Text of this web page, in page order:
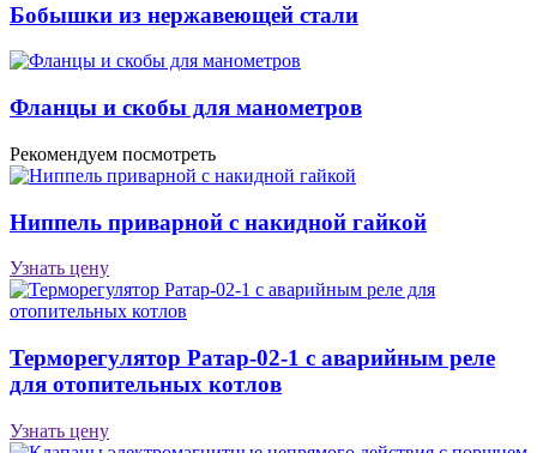
Бобышки из нержавеющей стали
Фланцы и скобы для манометров
Рекомендуем посмотреть
Ниппель при­вар­ной с накидной гайкой
Узнать цену
Терморегулятор Ратар-02-1 с аварийным реле
для отопительных котлов
Узнать цену